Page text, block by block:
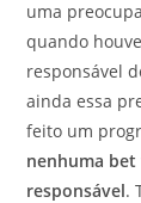
uma
quando
responsável
ainda essa
feito um
nenhuma
responsável.